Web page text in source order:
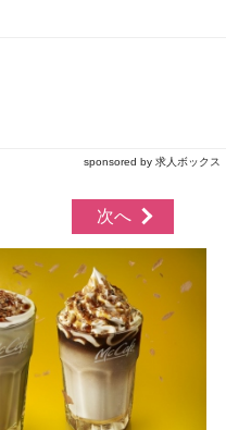
sponsored by 求人ボックス
次へ